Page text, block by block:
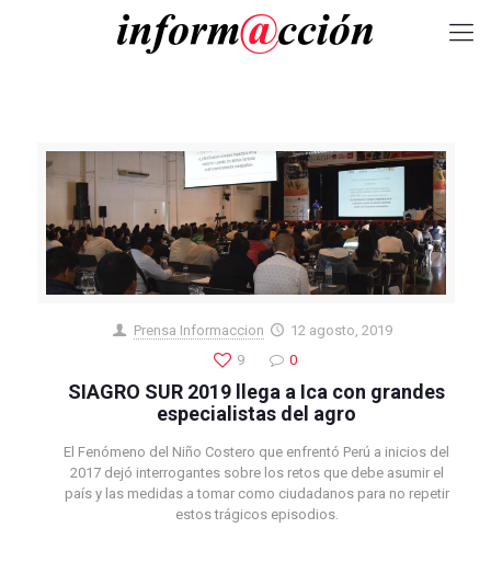
Prensa Informaccion
12 agosto, 2019
9
0
SIAGRO SUR 2019 llega a Ica con grandes
especialistas del agro
El Fenómeno del Niño Costero que enfrentó Perú a inicios del
2017 dejó interrogantes sobre los retos que debe asumir el
país y las medidas a tomar como ciudadanos para no repetir
estos trágicos episodios.